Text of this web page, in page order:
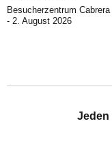
Besucherzentrum Cabrera
2. August 2026
Jeden